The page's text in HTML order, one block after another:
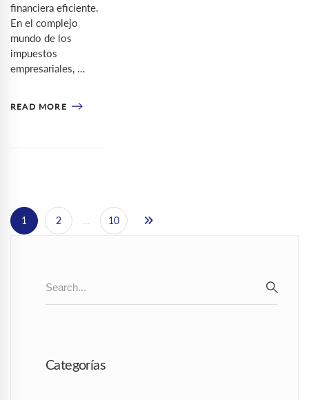
financiera eficiente.
En el complejo
mundo de los
impuestos
empresariales, …
READ MORE
1 2 … 10
for:
Categorías